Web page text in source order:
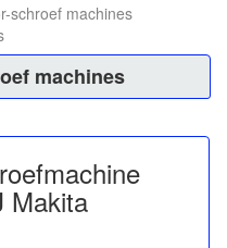
schroef machines
machines
Makita